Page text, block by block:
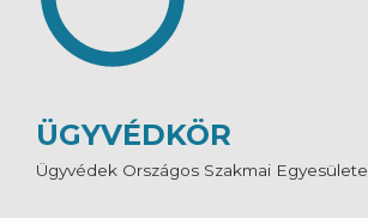
ÜGYVÉDKÖR
Ügyvédek Országos Szakmai Egyesülete